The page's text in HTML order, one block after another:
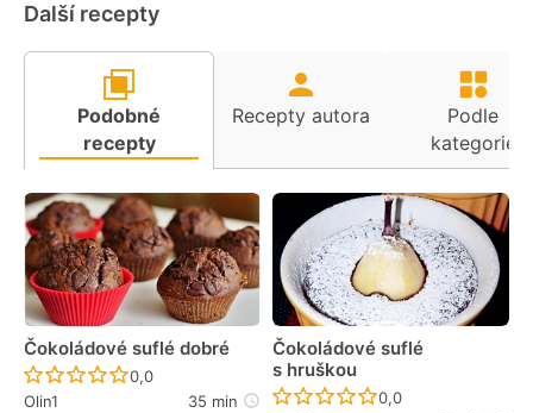
Další recepty
Podobné
recepty
Recepty autora
Podle
kategorie
Čokoládové suflé dobré
Recept ještě nebyl hodnocen
0,0
Olin1
35 min
Čokoládové suflé
s hruškou
Recept ještě nebyl
0,0